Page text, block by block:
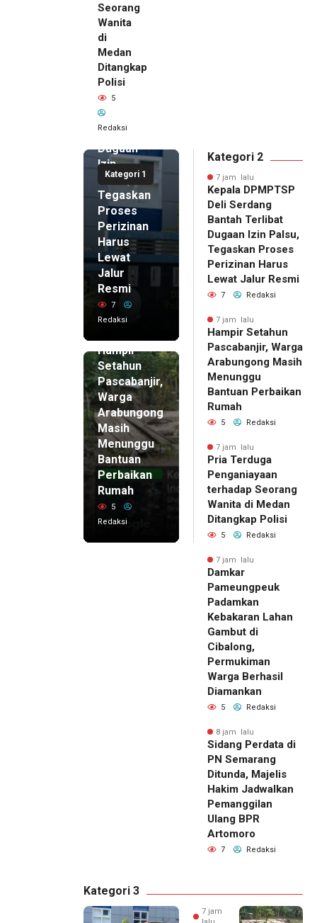
Seorang
Wanita
di
Medan
Ditangkap
Polisi
5
Redaksi
Kategori 1
7 jam lalu
Kepala
DPMPTSP
Deli
Serdang
Bantah
Terlibat
Dugaan
Izin
Palsu,
Tegaskan
Proses
Perizinan
Harus
Lewat
Jalur
Resmi
7
Redaksi
Hampir
Setahun
Pascabanjir,
Warga
Arabungong
Masih
Menunggu
Bantuan
Perbaikan
Rumah
5
Redaksi
Kategori 2
7 jam lalu
Kepala DPMPTSP
Deli Serdang
Bantah Terlibat
Dugaan Izin Palsu,
Tegaskan Proses
Perizinan Harus
Lewat Jalur Resmi
7 Redaksi
7 jam lalu
Hampir Setahun
Pascabanjir, Warga
Arabungong Masih
Menunggu
Bantuan Perbaikan
Rumah
5 Redaksi
7 jam lalu
Pria Terduga
Penganiayaan
terhadap Seorang
Wanita di Medan
Ditangkap Polisi
5 Redaksi
7 jam lalu
Damkar
Pameungpeuk
Padamkan
Kebakaran Lahan
Gambut di
Cibalong,
Permukiman
Warga Berhasil
Diamankan
5 Redaksi
8 jam lalu
Sidang Perdata di
PN Semarang
Ditunda, Majelis
Hakim Jadwalkan
Pemanggilan
Ulang BPR
Artomoro
7 Redaksi
Kategori 3
7 jam